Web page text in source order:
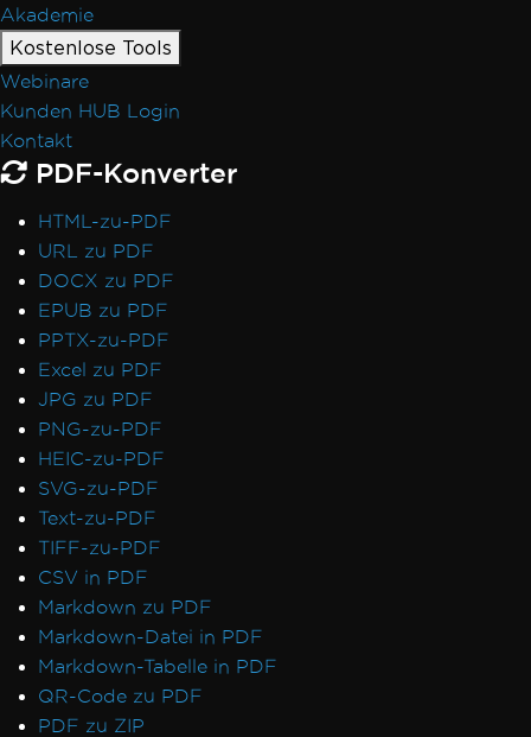
Akademie
Kostenlose Tools
Webinare
Kunden HUB Login
Kontakt
PDF-Konverter
HTML-zu-PDF
URL zu PDF
DOCX zu PDF
EPUB zu PDF
PPTX-zu-PDF
Excel zu PDF
JPG zu PDF
PNG-zu-PDF
HEIC-zu-PDF
SVG-zu-PDF
Text-zu-PDF
TIFF-zu-PDF
CSV in PDF
Markdown zu PDF
Markdown-Datei in PDF
Markdown-Tabelle in PDF
QR-Code zu PDF
PDF zu ZIP